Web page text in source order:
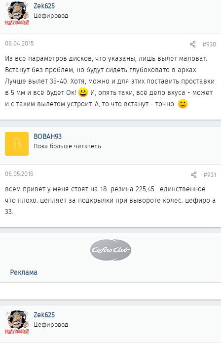
Zek625
Цефировод
08.04.2015 #930
Из все параметров дисков, что указаны, лишь вылет маловат.
Встанут без проблем, но будут сидеть глубоковато в арках.
Лучше вылет 35-40. Хотя, можно и для этих поставить проставки
в 5 мм и всё будет Ок!
И, опять таки, всё дело вкуса - может
и с таким вылетом устроит. А, то что встанут - точно.
B BOBAH93
Пока больше читатель
06.05.2015 #931
всем привет у меня стоят на 18. резина 225,45 . единственное
что плохо. цепляет за подкрылки при вывороте колес. цефиро а
33.
Реклама
Zek625
Цефировод